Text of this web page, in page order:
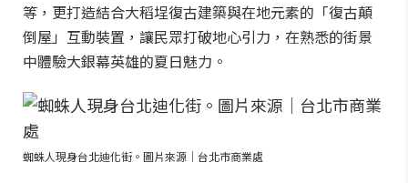
等，更打造結合大稻埕復古建築與在地元素的「復古顛
倒屋」互動裝置，讓民眾打破地心引力，在熟悉的街景
中體驗大銀幕英雄的夏日魅力。
蜘蛛人現身台北迪化街。圖片來源｜台北市商業處